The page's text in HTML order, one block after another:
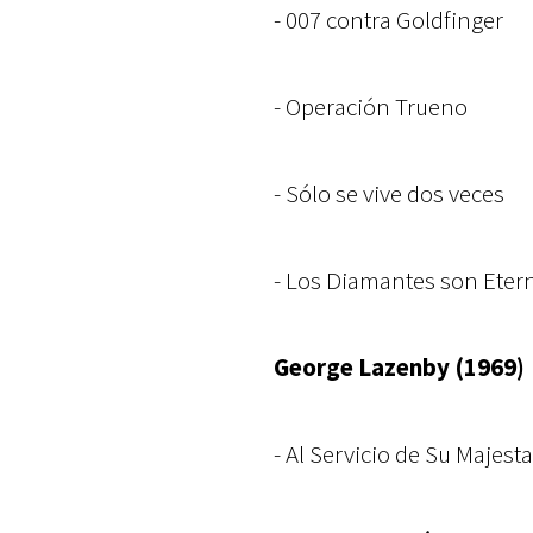
- 007 contra Goldfinger
- Operación Trueno
- Sólo se vive dos veces
- Los Diamantes son
George Lazenby (1969)
- Al Servicio de Su